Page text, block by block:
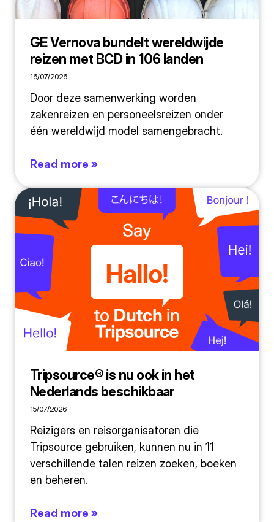
GE Vernova bundelt wereldwijde
reizen met BCD in 106 landen
16/07/2026
Door deze samenwerking worden
zakenreizen en personeelsreizen onder
één wereldwijd model samengebracht.
Read more »
Tripsource® is nu ook in het
Nederlands beschikbaar
15/07/2026
Reizigers en reisorganisatoren die
Tripsource gebruiken, kunnen nu in 11
verschillende talen reizen zoeken, boeken
en beheren.
Read more »